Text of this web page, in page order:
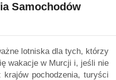
Samochodów
lotniska dla tych, którzy
wakacje w Murcji i, jeśli nie
pochodzenia, turyści